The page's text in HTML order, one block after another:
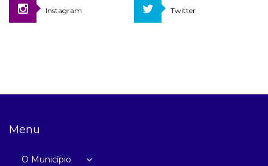
Instagram Twitter
Menu
O Município